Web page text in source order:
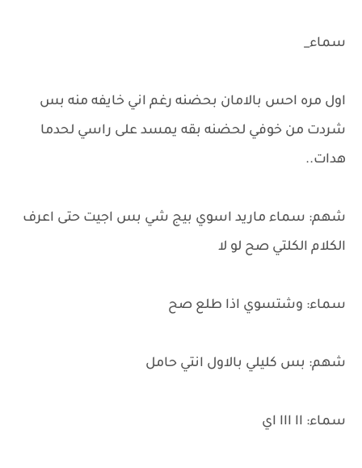
سماء_
اول مره احس بالامان بحضنه رغم اني خايفه منه بس
شردت من خوفي لحضنه بقه يمسد على راسي لحدما
هدات..
شهم: سماء ماريد اسوي بيج شي بس اجيت حتى اعرف
الكلام الكلتي صح لو لا
سماء: وشتسوي اذا طلع صح
شهم: بس كليلي بالاول انتي حامل
سماء: اا ااا اي